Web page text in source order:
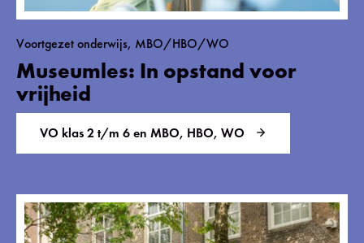
Museumles: In opstand voor
vrijheid
Voortgezet onderwijs, MBO/HBO/WO
VO klas 2 t/m 6 en MBO, HBO, WO